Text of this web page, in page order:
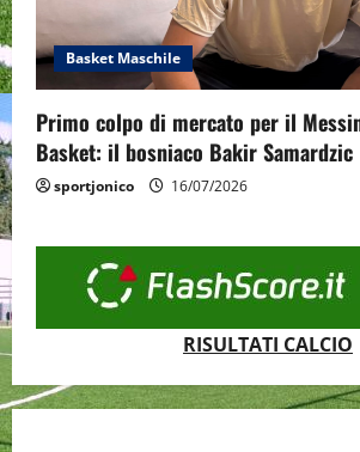
Basket Maschile
Primo colpo di mercato per il
Basket: il bosniaco Bakir Samardzic
sportjonico 16/07/2026
RISULTATI CALCIO